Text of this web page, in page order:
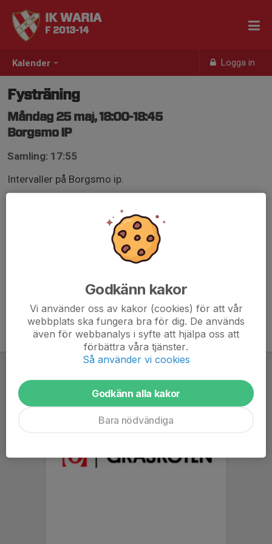
Kalender Logga in
IK WARIA
F 2013-14
Fysträning
Måndag 25 maj, 18:00-18:45
Borgsmo IP
Samling: 17:55
Intervaller på Borgsmo ip.
Godkänn kakor
Vi använder oss av kakor (cookies) för att vår
webbplats ska fungera bra för dig. De används
även för webbanalys i syfte att hjälpa oss att
förbättra våra tjänster.
Så använder vi cookies
Godkänn alla kakor
Bara nödvändiga